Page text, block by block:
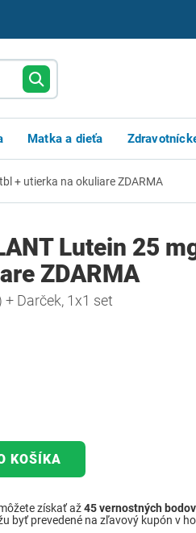
Matka a dieťa
+ utierka na okuliare ZDARMA
Lutein 25
ZDARMA
Darček, 1x1 set
KOŠÍKA
získať až45vernostných bodov
byť prevedené na zľavový kupón v